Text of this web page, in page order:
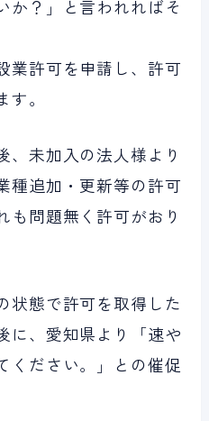
か？」と言われればそ
業許可を申請し、許可
。
、未加入の法人様より
種追加・更新等の許可
も問題無く許可がおり
状態で許可を取得した
に、愛知県より「速や
ください。」との催促